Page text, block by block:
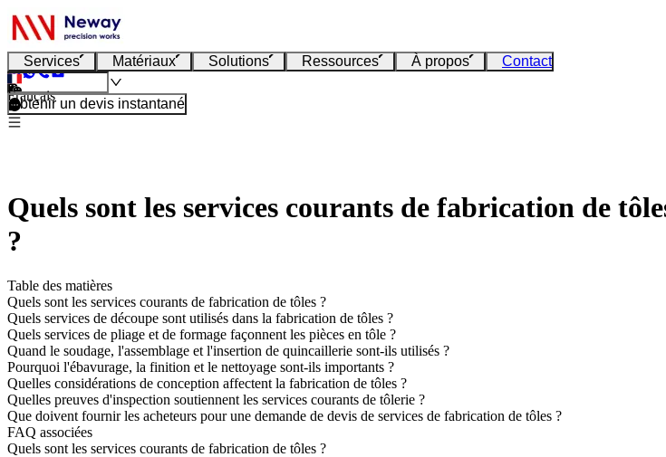
Services Matériaux Solutions Ressources À propos Contact
Français
Obtenir un devis instantané
Quels sont les services courants de fabrication de
?
Table des matières
Quels sont les services courants de fabrication de tôles ?
Quels services de découpe sont utilisés dans la fabrication de tôles ?
Quels services de pliage et de formage façonnent les pièces en tôle ?
Quand le soudage, l'assemblage et l'insertion de quincaillerie sont-ils utilisés ?
Pourquoi l'ébavurage, la finition et le nettoyage sont-ils importants ?
Quelles considérations de conception affectent la fabrication de tôles ?
Quelles preuves d'inspection soutiennent les services courants de tôlerie ?
Que doivent fournir les acheteurs pour une demande de devis de services de fabrication de tôles ?
FAQ associées
Quels sont les services courants de fabrication de tôles ?